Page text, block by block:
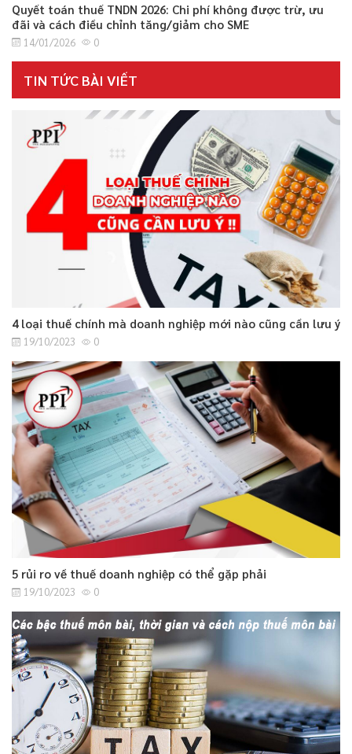
Quyết toán thuế TNDN 2026: Chi phí không được trừ, ưu
đãi và cách điều chỉnh tăng/giảm cho SME
14/01/2026 0
TIN TỨC BÀI VIẾT
4 loại thuế chính mà doanh nghiệp mới nào cũng cần lưu ý
19/10/2023 0
5 rủi ro về thuế doanh nghiệp có thể gặp phải
19/10/2023 0